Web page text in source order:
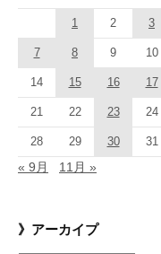
1 2 3
7 8 9 10
14 15 16 17
21 22 23 24
28 29 30 31
« 9月 11月 »
》アーカイプ